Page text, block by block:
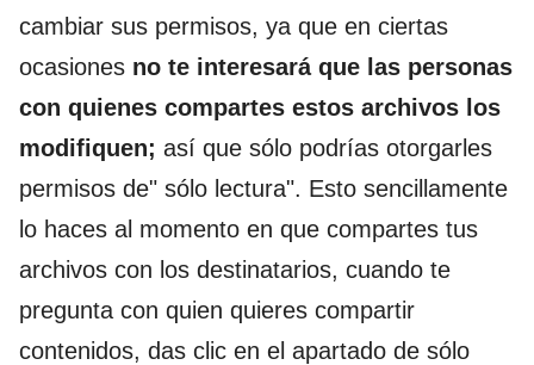
cambiar sus permisos, ya que en ciertas
ocasiones no te interesará que las personas
con quienes compartes estos archivos los
modifiquen; así que sólo podrías otorgarles
permisos de" sólo lectura". Esto sencillamente
lo haces al momento en que compartes tus
archivos con los destinatarios, cuando te
pregunta con quien quieres compartir
contenidos, das clic en el apartado de sólo